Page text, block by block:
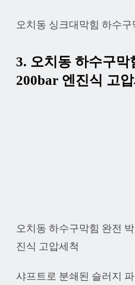
오치동 싱크대막힘 하수
3. 오치동 하수구막
200bar 엔진식 고
오치동 하수구막힘 완전
진식 고압세척
샤프트로 분쇄된 슬러지